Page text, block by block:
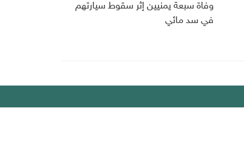
وفاة سبعة يمنيين إثر سقوط سيارتهم
في سد مائي